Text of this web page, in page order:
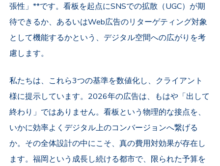
張性」**です。看板を起点にSNSでの拡散（UGC）が期
待できるか、あるいはWeb広告のリターゲティング対象
として機能するかという、デジタル空間への広がりを考
慮します。
私たちは、これら3つの基準を数値化し、クライアント
様に提示しています。2026年の広告は、もはや「出して
終わり」ではありません。看板という物理的な接点を、
いかに効率よくデジタル上のコンバージョンへ繋げる
か。その全体設計の中にこそ、真の費用対効果が存在し
ます。福岡という成長し続ける都市で、限られた予算を